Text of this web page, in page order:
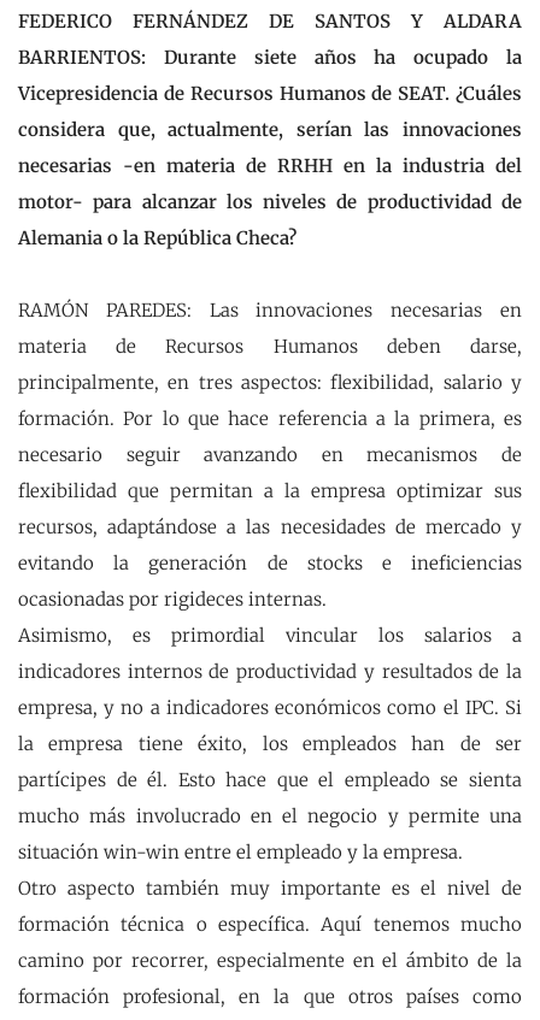
FEDERICO FERNÁNDEZ DE SANTOS Y ALDARA
BARRIENTOS: Durante siete años ha ocupado la
Vicepresidencia de Recursos Humanos de SEAT. ¿Cuáles
considera que, actualmente, serían las innovaciones
necesarias -en materia de RRHH en la industria del
motor- para alcanzar los niveles de productividad de
Alemania o la República Checa?
RAMÓN PAREDES: Las innovaciones necesarias en
materia de Recursos Humanos deben darse,
principalmente, en tres aspectos: flexibilidad, salario y
formación. Por lo que hace referencia a la primera, es
necesario seguir avanzando en mecanismos de
flexibilidad que permitan a la empresa optimizar sus
recursos, adaptándose a las necesidades de mercado y
evitando la generación de stocks e ineficiencias
ocasionadas por rigideces internas.
Asimismo, es primordial vincular los salarios a
indicadores internos de productividad y resultados de la
empresa, y no a indicadores económicos como el IPC. Si
la empresa tiene éxito, los empleados han de ser
partícipes de él. Esto hace que el empleado se sienta
mucho más involucrado en el negocio y permite una
situación win-win entre el empleado y la empresa.
Otro aspecto también muy importante es el nivel de
formación técnica o específica. Aquí tenemos mucho
camino por recorrer, especialmente en el ámbito de la
formación profesional, en la que otros países como